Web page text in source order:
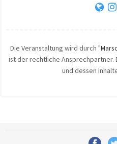
Die Veranstaltung wird durch
ist der rechtliche Ansprechpartner.
und dessen